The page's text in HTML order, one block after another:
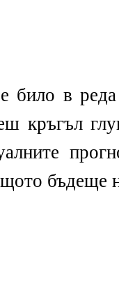
било в
кръгъл
бъдеще